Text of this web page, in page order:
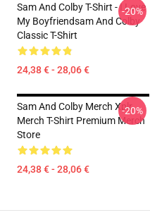
Sam And Colby T-Shirt - I Love
My Boyfriendsam And Colby
Classic T-Shirt
24,38 € - 28,06 €
-20%
Sam And Colby Merch Xplr
Merch T-Shirt Premium Merch
Store
24,38 € - 28,06 €
-20%